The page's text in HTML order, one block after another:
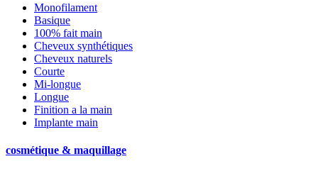
Monofilament
Basique
100% fait main
Cheveux synthétiques
Cheveux naturels
Courte
Mi-longue
Longue
Finition a la main
Implante main
cosmétique & maquillage